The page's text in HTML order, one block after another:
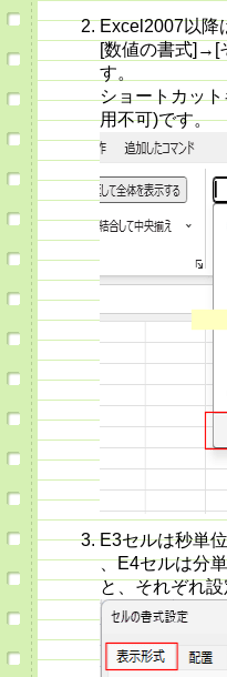
Excel2007以降
[数値の書式]→[
す。
ショートカッ
用不可)です。
E3セルは秒単
、E4セルは分
と、それぞれ